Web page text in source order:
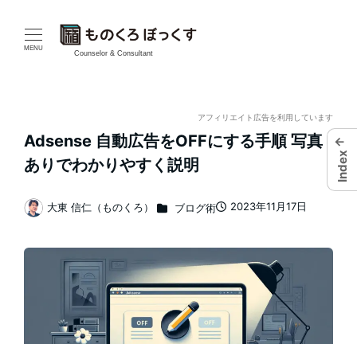
MENU
Counselor & Consultant
アフィリエイト広告を利用しています
Adsense 自動広告をOFFにする手順 写真
ありでわかりやすく説明
投稿日
2023年11月17日
著
大東 信仁（ものくろ） カテゴリー
ブログ術
←
Index